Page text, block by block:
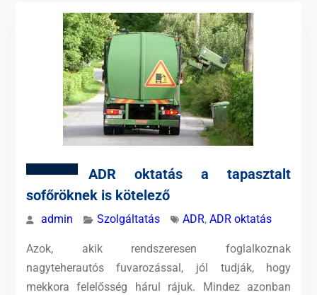
ADR oktatás a tapasztalt
sofőröknek is kötelező
admin Szolgáltatás ADR, ADR oktatás
Azok, akik rendszeresen foglalkoznak
nagyteherautós fuvarozással, jól tudják, hogy
mekkora felelősség hárul rájuk. Mindez azonban